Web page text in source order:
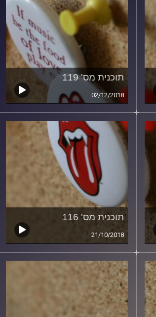
תוכנית מס' 119
02/12/2018
תוכנית מס' 116
21/10/2018